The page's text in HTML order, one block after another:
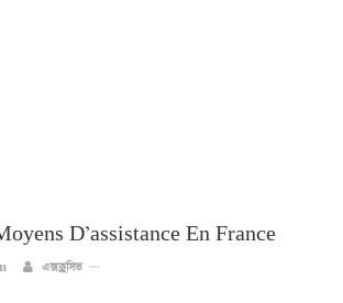
D’assistance En France
এক্সক্লুসিভ